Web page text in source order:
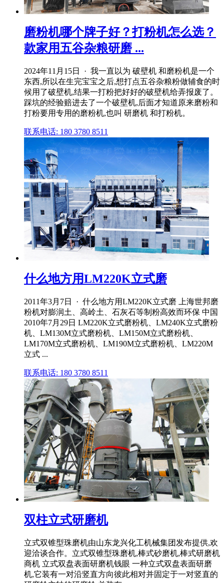
磨粉机哪个牌子好？打粉机怎么选？
款家用五谷杂粮研磨 ...
2024年11月15日 · 我一直以为 破壁机 和磨粉机是一个
东西,所以在生完宝宝之后,想打点五谷杂粮粉做辅食的时
候用了破壁机,结果一打粉把好好的破壁机给弄报废了。
踩坑的经验赔进去了一个破壁机,后面才知道原来磨粉和
打粉要用专用的磨粉机,也叫 研磨机 和打粉机。
联系电话: 180 3780 8511
什么地方用LM220K立式磨
2011年3月7日 · 什么地方用LM220K立式磨 上海世邦磨
粉机对膨润土、高岭土、石灰石等制粉高效而环保 中国
2010年7月29日 LM220K立式磨粉机、LM240K立式磨粉
机、LM130M立式磨粉机、LM150M立式磨粉机、
LM170M立式磨粉机、LM190M立式磨粉机、LM220M
立式 ...
联系电话: 180 3780 8511
双柱立式研磨机
立式双锥型珠磨机由山东龙兴化工机械集团发布提供,欢
迎洽谈合作。立式双锥型珠磨机,棒式砂磨机,棒式研磨机
商机 立式双盘表面研磨机钱眼 一种立式双盘表面研磨
机,它装有一对沿竖直方向彼此相对并固定于一对竖直的